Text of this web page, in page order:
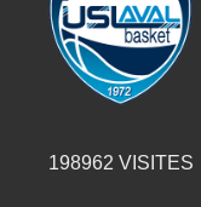
198962 VISITES